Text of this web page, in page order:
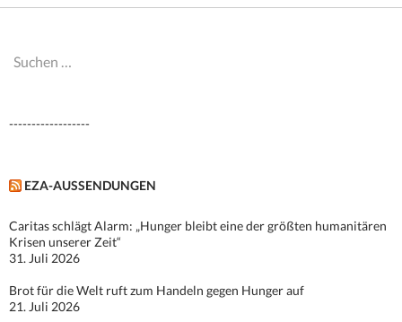
Suchen
------------------
EZA-AUSSENDUNGEN
Caritas schlägt Alarm: „Hunger bleibt eine der größten humanitären
Krisen unserer Zeit“
31. Juli 2026
Brot für die Welt ruft zum Handeln gegen Hunger auf
21. Juli 2026